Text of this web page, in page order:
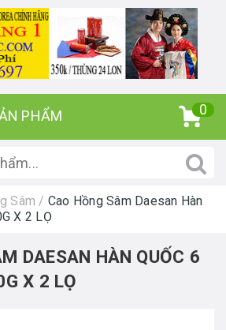
0
Sâm / Cao Hồng Sâm Daesan Hàn
X 2 LỌ
DAESAN HÀN QUỐC 6
X 2 LỌ